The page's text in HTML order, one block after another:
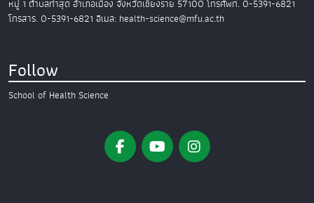
หมู่ 1 ตำบลท่าสุด อำเภอเมือง จังหวัดเชียงราย 57100 โทรศัพท์. 0-5391-6821
โทรสาร. 0-5391-6821 อีเมล: health-science@mfu.ac.th
Follow
School of Health Science